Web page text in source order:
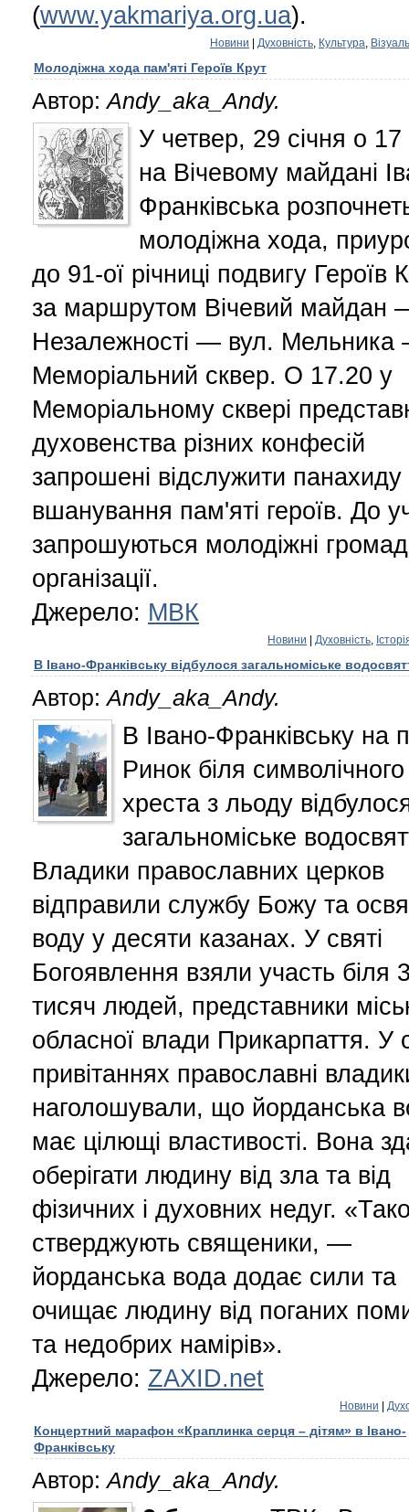
(www.yakmariya.org.ua).
Новини Духовність, Культура,
Молодіжна хода пам'яті Героїв Крут
Автор:Andy_aka_Andy.
У четвер, 29 січня о 17
на Вічевому майдані
Франківська
молодіжна хода,
до 91-ої річниці подвигу Героїв
за маршрутом Вічевий майдан
Незалежності — вул.
Меморіальний сквер. О 17.20 у
Меморіальному сквері
духовенства різних конфесій
запрошені відслужити панахиду
вшанування пам'яті героїв. До
запрошуються молодіжні
організації.
Джерело: МВК
Новини Духовність,
В Івано-Франківську відбулося загальноміське
Автор:Andy_aka_Andy.
В Івано-Франківську на
Ринок біля символічного
хреста з льоду
загальноміське
Владики православних церков
відправили службу Божу та
воду у десяти казанах. У святі
Богоявлення взяли участь біля
тисяч людей, представники
обласної влади Прикарпаття. У
привітаннях православні
наголошували, що йорданська
має цілющі властивості. Вона
оберігати людину від зла та від
фізичних і духовних недуг.
стверджують священики, —
йорданська вода додає сили та
очищає людину від поганих
та недобрих намірів».
Джерело: ZAXID.net
Новини
Концертний марафон «Краплинка серця – дітям» в Івано-
Франківську
Автор:Andy_aka_Andy.